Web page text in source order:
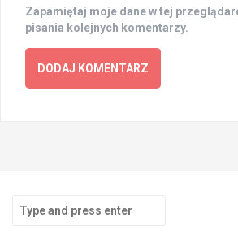
Zapamiętaj moje dane w tej
pisania kolejnych komentarzy.
Search
for: